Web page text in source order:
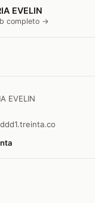
EVELIN
completo →
EVELIN